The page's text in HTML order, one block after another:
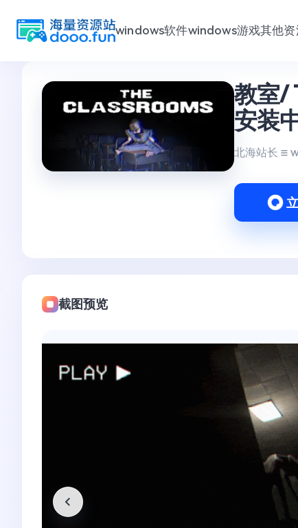
windows软件windows游戏其他
教室/
安装
北海站长
截图预览